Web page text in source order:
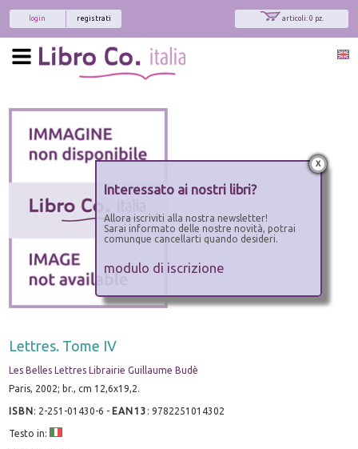
articoli: 0 pz.
registrati
login
Lettres. Tome IV
Les Belles Lettres Librairie Guillaume Budè
Paris, 2002; br., cm 12,6x19,2.
ISBN: 2-251-01430-6 - EAN13 :9782251014302
Testo in:
x
Interessato ai nostri libri?
Allora iscriviti alla nostra newsletter!
Sarai informato delle nostre novità, potrai
comunque cancellarti quando desideri.
modulo di iscrizione